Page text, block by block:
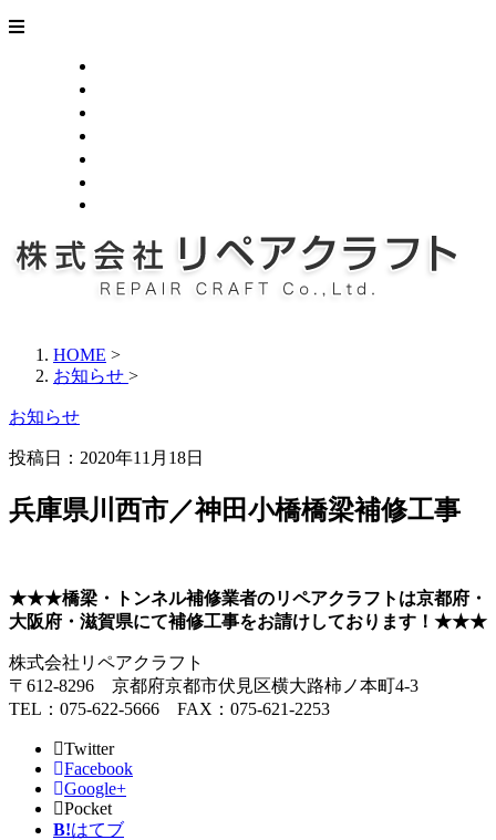
HOME >
お知らせ >
お知らせ
投稿日：2020年11月18日
兵庫県川西市／神田小橋橋梁補修工事
★★★橋梁・トンネル補修業者のリペアクラフトは京都府・
大阪府・滋賀県にて補修工事をお請けしております！★★★
株式会社リペアクラフト
〒612-8296 京都府京都市伏見区横大路柿ノ本町4-3
TEL：075-622-5666 FAX：075-621-2253
Twitter
Facebook
Google+
Pocket
B!はてブ